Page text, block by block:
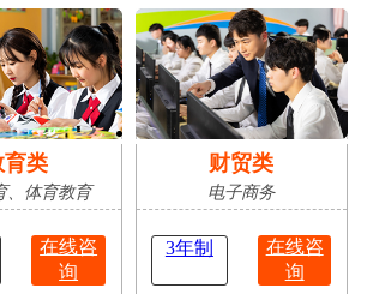
育类
、体育教育
在线咨
询
财贸类
电子商务
3年制
在线咨
询